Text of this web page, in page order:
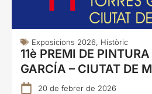
Exposicions 2026, Històric
11è PREMI DE PINTURA
GARCÍA – CIUTAT DE
20 de febrer de 2026